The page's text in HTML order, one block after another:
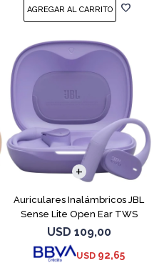
Auriculares Inalámbricos JBL
Sense Lite Open Ear TWS
Purple
USD 109,00
USD 92,65